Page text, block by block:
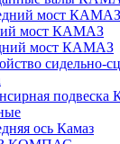
мост КАМАЗ
мост КАМАЗ
мост КАМАЗ
сидельно-
ось Камаз